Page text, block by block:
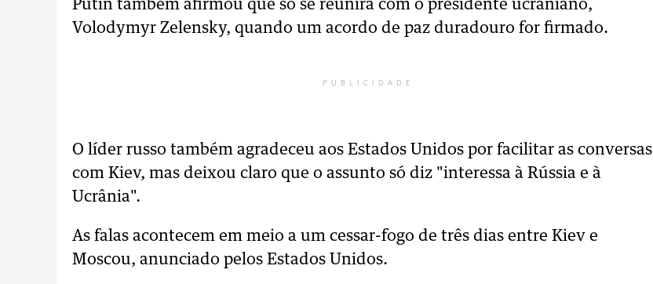
Putin também afirmou que só se reunirá com o presidente ucraniano,
Volodymyr Zelensky, quando um acordo de paz duradouro for firmado.
PUBLICIDADE
O líder russo também agradeceu aos Estados Unidos por facilitar as conversas
com Kiev, mas deixou claro que o assunto só diz "interessa à Rússia e à
Ucrânia".
As falas acontecem em meio a um cessar-fogo de três dias entre Kiev e
Moscou, anunciado pelos Estados Unidos.